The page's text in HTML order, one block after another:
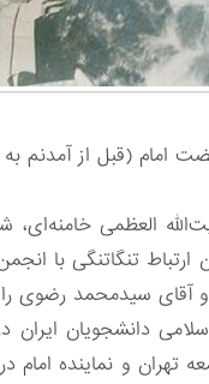
امام (قبل از
العظمی
ارتباط تنگاتنگی با
آقای سیدمحمد رضوی
دانشجویان ایران
تهران و نماینده